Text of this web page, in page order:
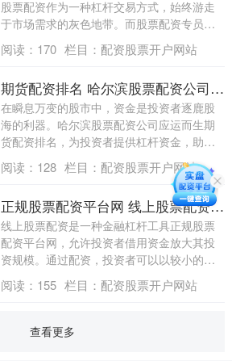
股票配资作为一种杠杆交易方式，始终游走
于市场需求的灰色地带。而股票配资专员，
阅读： 170 栏目： 配资股票开户网站
期货配资排名 哈尔滨股票配资公司：助力投资者逐鹿股海
在瞬息万变的股市中，资金是投资者逐鹿股
海的利器。哈尔滨股票配资公司应运而生期
货配资排名，为投资者提供杠杆资金，助力
阅读： 128 栏目： 配资股票开户网站
正规股票配资平台网 线上股票配资：助你撬动财富杠杆
线上股票配资是一种金融杠杆工具正规股票
配资平台网，允许投资者借用资金放大其投
资规模。通过配资，投资者可以以较小的本
阅读： 155 栏目： 配资股票开户网站
查看更多